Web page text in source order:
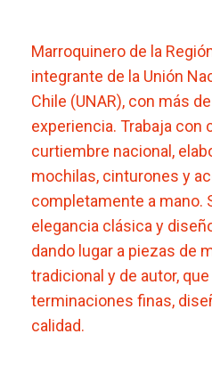
Marroquinero de la
integrante de la Unión
Chile (UNAR), con más
experiencia. Trabaja con
curtiembre nacional,
mochilas, cinturones y
completamente a mano.
elegancia clásica y
dando lugar a piezas de
tradicional y de autor,
terminaciones finas,
calidad.